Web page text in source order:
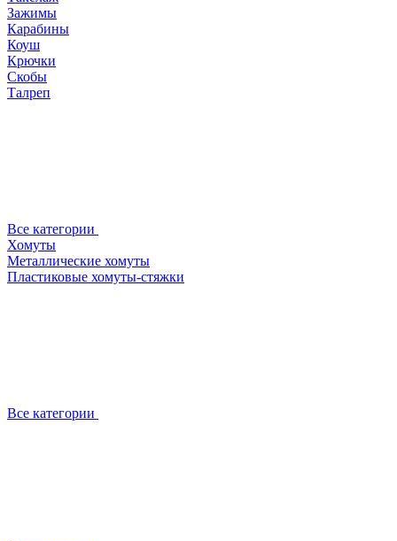
Зажимы
Карабины
Коуш
Крючки
Скобы
Талреп
Все категории
Хомуты
Металлические хомуты
Пластиковые хомуты-стяжки
Все категории